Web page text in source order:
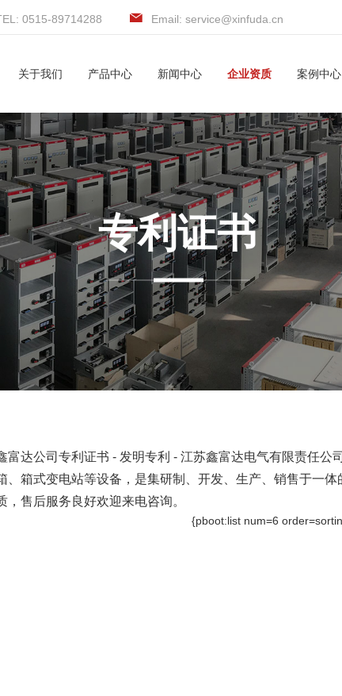
0515-89714288 Email: service@xinfuda.cn
关于我们 产品中心 新闻中心 企业资质 案例中心
专利证书
富达公司专利证书 - 发明专利 - 江苏鑫富达电气有限责任
、箱式变电站等设备，是集研制、开发、生产、销售于一
，售后服务良好欢迎来电咨询。
{pboot:list num=6